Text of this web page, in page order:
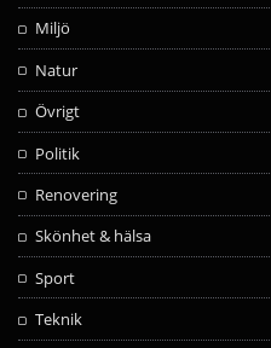
Miljö
Natur
Övrigt
Politik
Renovering
Skönhet & hälsa
Sport
Teknik